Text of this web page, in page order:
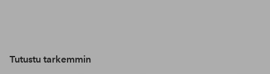
Tutustu tarkemmin